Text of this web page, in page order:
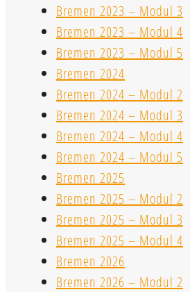
Bremen 2023 – Modul 3
Bremen 2023 – Modul 4
Bremen 2023 – Modul 5
Bremen 2024
Bremen 2024 – Modul 2
Bremen 2024 – Modul 3
Bremen 2024 – Modul 4
Bremen 2024 – Modul 5
Bremen 2025
Bremen 2025 – Modul 2
Bremen 2025 – Modul 3
Bremen 2025 – Modul 4
Bremen 2026
Bremen 2026 – Modul 2